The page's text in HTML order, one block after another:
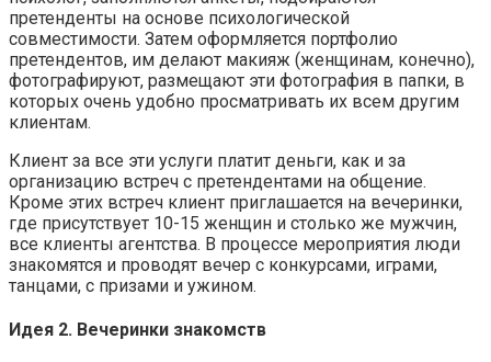
претенденты на основе психологической
совместимости. Затем оформляется портфолио
претендентов, им делают макияж (женщинам, конечно),
фотографируют, размещают эти фотография в папки, в
которых очень удобно просматривать их всем другим
клиентам.
Клиент за все эти услуги платит деньги, как и за
организацию встреч с претендентами на общение.
Кроме этих встреч клиент приглашается на вечеринки,
где присутствует 10-15 женщин и столько же мужчин,
все клиенты агентства. В процессе мероприятия люди
знакомятся и проводят вечер с конкурсами, играми,
танцами, с призами и ужином.
Идея 2. Вечеринки знакомств